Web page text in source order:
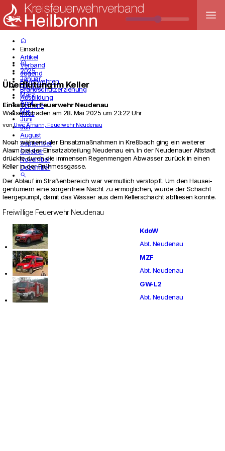
menu
home
Einsätze
Artikel
Verband
Jugend
Feuerwehren
Brandschutzerziehung
Ausbildung
Termine
Infos
home
2025
Januar
Februar
März
April
Mai
Juni
Juli
August
September
Oktober
November
Dezember
search
Überflutung im Keller
Einsatz der FeuerwehrNeudenau
Wasserschaden am 28. Mai 2025 um 23:22 Uhr
von Uwe Amann, Feuerwehr Neudenau
Noch während der Ein­satzmaßnahmen in Kreßbach ging ein wei­terer
Alarm bei der Ein­satz­ab­tei­lung Neu­denau ein. In der Neu­de­nauer Alt­stadt
drückte durch die immensen Regen­mengen Abwasser zurück in einen
Keller in der Frühmess­gasse.
Der Ablauf im Straßenbe­reich war ver­mut­lich ver­stopft. Um den Haus­ei­
gentümern eine sor­gen­freie Nacht zu ermögli­chen, wurde der Schacht
leer­ge­pumpt, damit das Wasser aus dem Kel­ler­schacht abfliesen konnte.
Freiwillige Feuerwehr Neudenau
KdoW
Abt. Neudenau
MZF
Abt. Neudenau
GW-L2
Abt. Neudenau